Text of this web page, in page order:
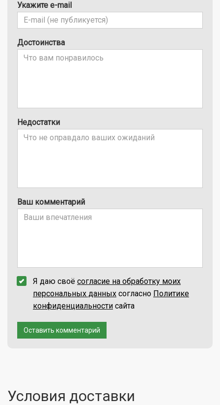
Укажите e-mail
Достоинства
Недостатки
Ваш комментарий
Я даю своё согласие на обработку моих
персональных данных согласно Политике
конфиденциальности сайта
Оставить комментарий
Условия доставки